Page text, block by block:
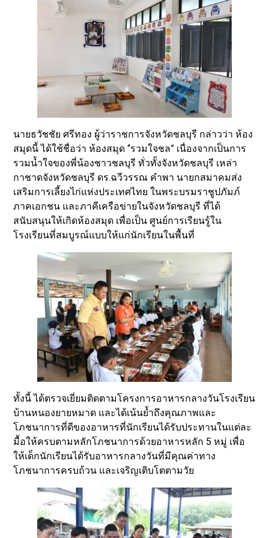
นายธวัชชัย ศรีทอง ผู้ว่าราชการจังหวัดชลบุรี กล่าวว่า ห้อง
สมุดนี้ ได้ใช้ชื่อว่า ห้องสมุด “รวมใจชล” เนื่องจากเป็นการ
รวมน้ำใจของพี่น้องชาวชลบุรี ทั่วทั้งจังหวัดชลบุรี เหล่า
กาชาดจังหวัดชลบุรี ดร.ฉวีวรรณ คำพา นายกสมาคมส่ง
เสริมการเลี้ยงไก่แห่งประเทศไทย ในพระบรมราชูปภัมภ์
ภาคเอกชน และภาคีเครือข่ายในจังหวัดชลบุรี ที่ได้
สนับสนุนให้เกิดห้องสมุด เพื่อเป็น ศูนย์การเรียนรู้ใน
โรงเรียนที่สมบูรณ์แบบให้แก่นักเรียนในพื้นที่
ทั้งนี้ ได้ตรวจเยี่ยมติดตามโครงการอาหารกลางวันโรงเรียน
บ้านหนองยายหมาด และได้เน้นย้ำถึงคุณภาพและ
โภชนาการที่ดีของอาหารที่นักเรียนได้รับประทานในแต่ละ
มื้อให้ครบตามหลักโภชนาการด้วยอาหารหลัก 5 หมู่ เพื่อ
ให้เด็กนักเรียนได้รับอาหารกลางวันที่มีคุณค่าทาง
โภชนาการครบถ้วน และเจริญเติบโตตามวัย